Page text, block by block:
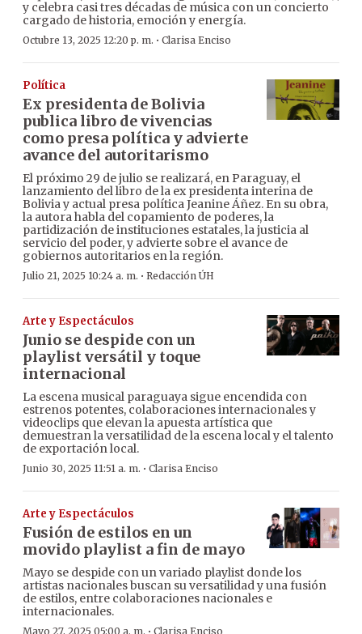
y celebra casi tres décadas de música con un concierto
cargado de historia, emoción y energía.
Octubre 13, 2025 12:20 p. m. · Clarisa Enciso
Política
Ex presidenta de Bolivia
publica libro de vivencias
como presa política y advierte
avance del autoritarismo
El próximo 29 de julio se realizará, en Paraguay, el
lanzamiento del libro de la ex presidenta interina de
Bolivia y actual presa política Jeanine Áñez. En su obra,
la autora habla del copamiento de poderes, la
partidización de instituciones estatales, la justicia al
servicio del poder, y advierte sobre el avance de
gobiernos autoritarios en la región.
Julio 21, 2025 10:24 a. m. · Redacción ÚH
Arte y Espectáculos
Junio se despide con un
playlist versátil y toque
internacional
La escena musical paraguaya sigue encendida con
estrenos potentes, colaboraciones internacionales y
videoclips que elevan la apuesta artística que
demuestran la versatilidad de la escena local y el talento
de exportación local.
Junio 30, 2025 11:51 a. m. · Clarisa Enciso
Arte y Espectáculos
Fusión de estilos en un
movido playlist a fin de mayo
Mayo se despide con un variado playlist donde los
artistas nacionales buscan su versatilidad y una fusión
de estilos, entre colaboraciones nacionales e
internacionales.
Mayo 27, 2025 05:00 a. m. Clarisa Enciso